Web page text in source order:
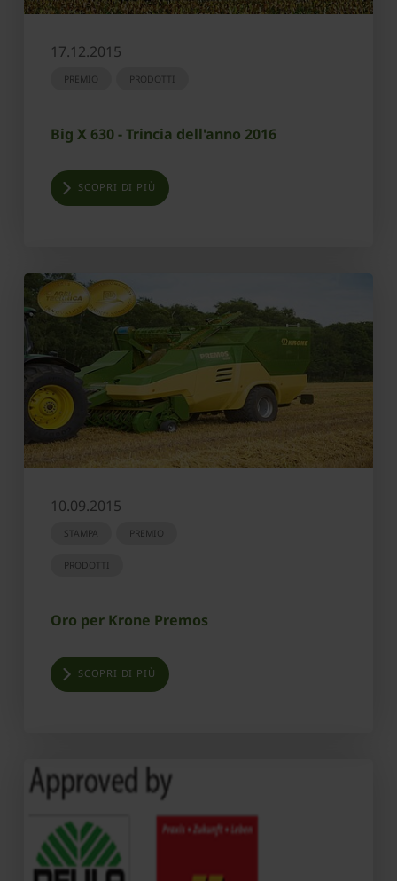
17.12.2015
PREMIO PRODOTTI
Big X 630 - Trincia dell'anno 2016
SCOPRI DI PIÙ
10.09.2015
STAMPA PREMIO
PRODOTTI
Oro per Krone Premos
SCOPRI DI PIÙ